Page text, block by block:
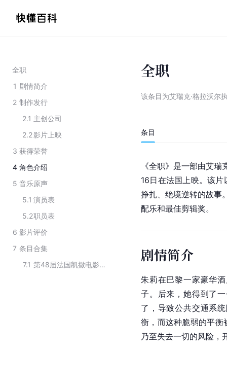
全职
1 剧情简介
2 制作发行
2.1 主创公司
2.2影片上映
3 获得荣誉
4 角色介绍
5 音乐原声
5.1 演员表
5.2职员表
6 影片评价
7 条目合集
7.1
第48届法国凯撒电影奖获奖作品
全职
该条目为艾瑞克·格拉沃尔
条目
《全职》是一部由艾
16日在法国上映。该
挣扎、绝境逆转的故事
配乐和最佳剪辑奖。
剧情简介
朱莉在巴黎一家豪华
子。后来，她得到了
了，导致公共交通系
衡，而这种脆弱的平衡
乃至失去一切的风险，